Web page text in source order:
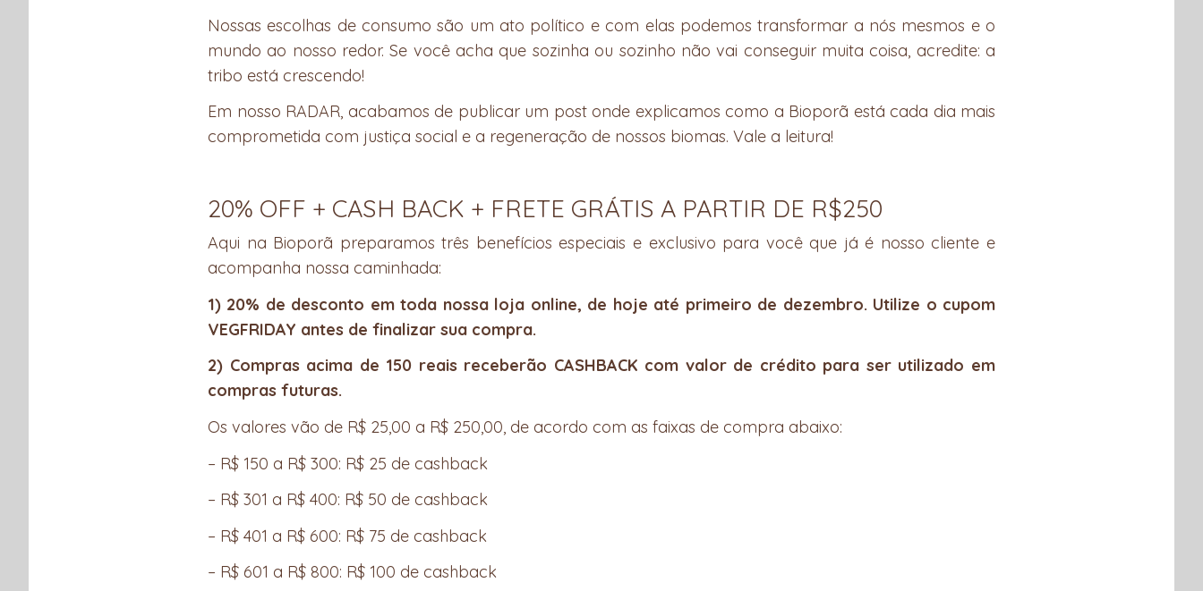
Nossas escolhas de consumo são um ato político e com elas podemos transformar a nós mesmos e o
mundo ao nosso redor. Se você acha que sozinha ou sozinho não vai conseguir muita coisa, acredite: a
tribo está crescendo!
Em nosso RADAR, acabamos de publicar um post onde explicamos como a Bioporã está cada dia mais
comprometida com justiça social e a regeneração de nossos biomas. Vale a leitura!
20% OFF + CASH BACK + FRETE GRÁTIS A PARTIR DE R$250
Aqui na Bioporã preparamos três benefícios especiais e exclusivo para você que já é nosso cliente e
acompanha nossa caminhada:
1) 20% de desconto em toda nossa loja online, de hoje até primeiro de dezembro. Utilize o cupom
VEGFRIDAY antes de finalizar sua compra.
2) Compras acima de 150 reais receberão CASHBACK com valor de crédito para ser utilizado em
compras futuras.
Os valores vão de R$ 25,00 a R$ 250,00, de acordo com as faixas de compra abaixo:
– R$ 150 a R$ 300: R$ 25 de cashback
– R$ 301 a R$ 400: R$ 50 de cashback
– R$ 401 a R$ 600: R$ 75 de cashback
– R$ 601 a R$ 800: R$ 100 de cashback